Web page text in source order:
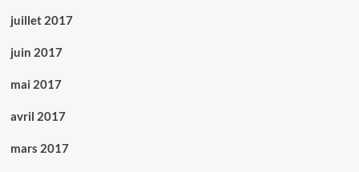
juillet 2017
juin 2017
mai 2017
avril 2017
mars 2017